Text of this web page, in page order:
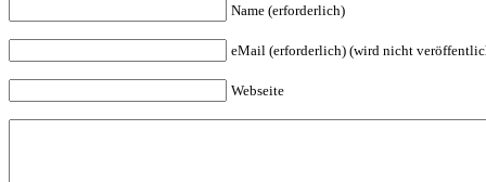
Name (erforderlich)
eMail (erforderlich) (wird nicht
Webseite